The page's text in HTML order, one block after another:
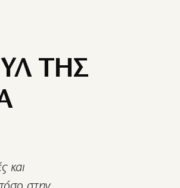
ΤΗΣ
και